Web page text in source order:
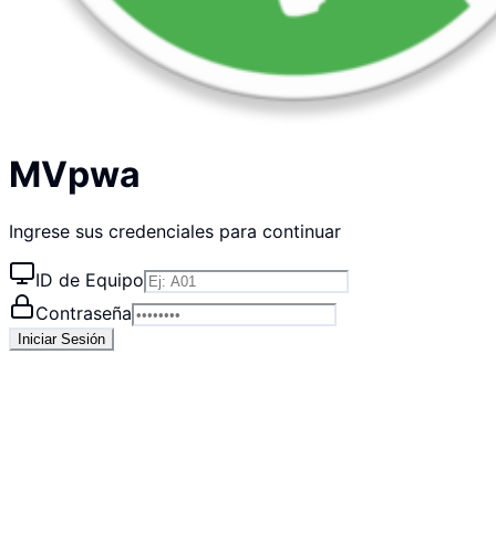
MVpwa
Ingrese sus credenciales para continuar
ID de Equipo
Contraseña
Iniciar Sesión